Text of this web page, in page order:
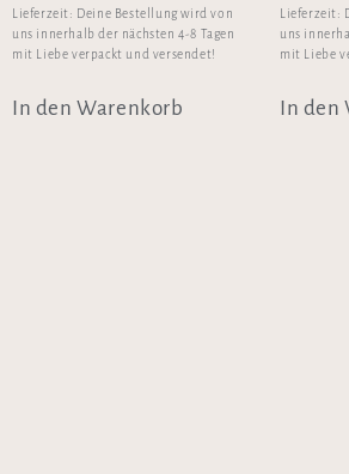
Lieferzeit: Deine Bestellung wird von
uns innerhalb der nächsten 4-8 Tagen
mit Liebe verpackt und versendet!
In den Warenkorb
Lieferzeit:
uns
mit Liebe
In